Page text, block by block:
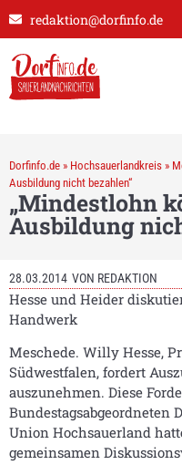
redaktion@dorfinfo.de
Dorfinfo.de » Hochsauerlandkreis »
Ausbildung nicht bezahlen“
„Mindestlohn
Ausbildung
28.03.2014 VON REDAKTION
Hesse und Heider
Handwerk
Meschede. Willy Hesse,
Südwestfalen, fordert
auszunehmen. Diese
Bundestagsabgeordneten
Union Hochsauerland
gemeinsamen